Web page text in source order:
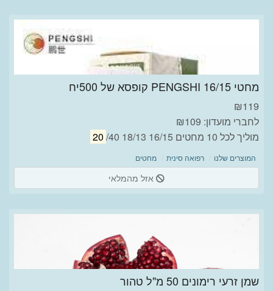
מחטי PENGSHI 16/15 קופסא של 500יח
₪119
לחברי מועדון: ₪109
מוליך לכל 10 מחטים 16/15 18/13
20 /40
המוצרים שלנו רפואה סינית מחטים
אזל מהמלאי
שמן זרעי רימונים 50 מ"ל טהור